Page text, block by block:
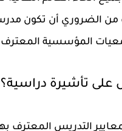
من الضروري أن تكون
المؤسسية المعترف
على تأشيرة دراسية؟